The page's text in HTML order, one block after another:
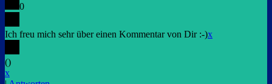
0
Ich freu mich sehr über einen Kommentar von Dir :-)x
()
x